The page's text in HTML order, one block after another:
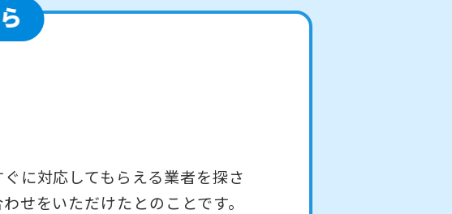
に対応してもらえる業者を探さ
せをいただけたとのことです。